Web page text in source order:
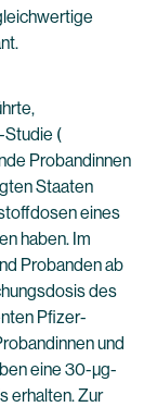
(
Probandinnen
Staaten
eines
haben. Im
Probanden ab
des
Pfizer-
und
eine 30-µg-
erhalten. Zur